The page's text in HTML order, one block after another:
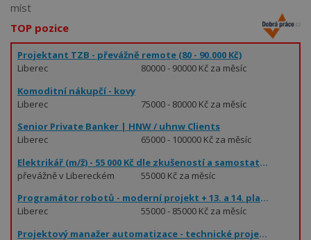
míst
TOP pozice
Projektant TZB - převážně remote (80 - 90.000 Kč)
Liberec
80000 - 90000 Kč za měsíc
Komoditní nákupčí - kovy
Liberec
75000 - 80000 Kč za měsíc
Senior Private Banker | HNW / uhnw Clients
Liberec
65000 - 100000 Kč za měsíc
Elektrikář (m/ž) - 55 000 Kč dle zkušeností a samostatnosti
převážně v Libereckém
55000 Kč za měsíc
Programátor robotů - moderní projekt + 13. a 14. plat (55 - 85.000 Kč)
Liberec
55000 - 85000 Kč za měsíc
Projektový manažer automatizace - technické projekty (50 - 75.000 Kč)